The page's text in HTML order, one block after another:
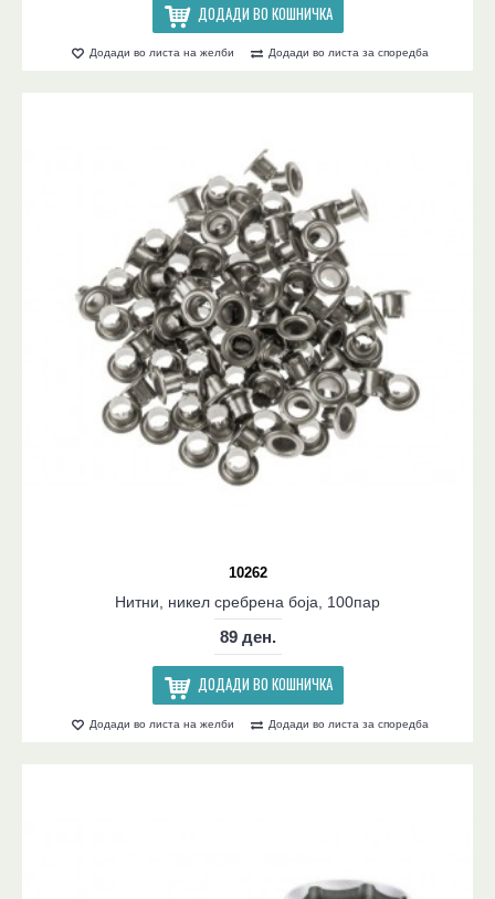
ДОДАДИ ВО КОШНИЧКА
Додади во листа на желби Додади во листа за споредба
10262
Нитни, никел сребрена боја, 100пар
89 ден.
ДОДАДИ ВО КОШНИЧКА
Додади во листа на желби Додади во листа за споредба